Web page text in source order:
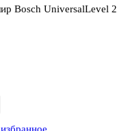
Bosch UniversalLevel 2